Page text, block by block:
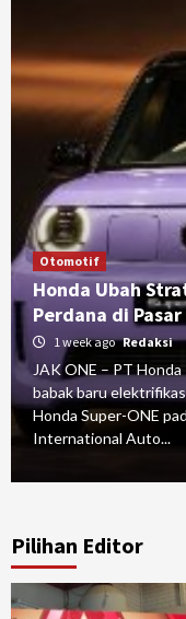
Otomotif
Honda Ubah
Perdana di
1 week ago Redaksi
JAK ONE – PT
babak baru
Honda Super-ONE
International Auto...
Pilihan Editor